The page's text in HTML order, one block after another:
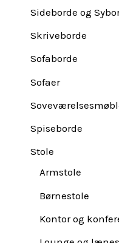
Sideborde og
Skriveborde
Sofaborde
Sofaer
Spiseborde
Stole
Armstole
Børnestole
Kontor og